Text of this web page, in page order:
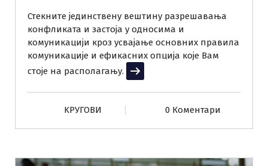
Стекните јединствену вештину разрешавања
конфликата и застоја у односима и
комуникацији кроз усвајање основних правила
комуникације и ефикасних опција које Вам
стоје на располагању.
Прочитај више
KРУГОВИ 0 Коментари